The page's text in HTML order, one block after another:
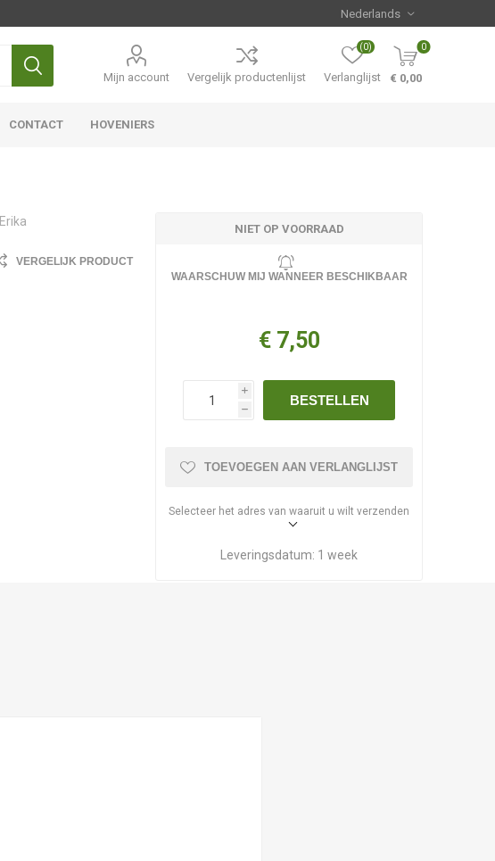
Mijn account Vergelijk productenlijst Verlanglijst
(0) 0
€ 0,00
CONTACT HOVENIERS
VERGELIJK PRODUCT
NIET OP VOORRAAD
WAARSCHUW MIJ WANNEER BESCHIKBAAR
€ 7,50
i
h
BESTELLEN
TOEVOEGEN AAN VERLANGLIJST
Selecteer het adres van waaruit u wilt verzenden
Leveringsdatum: 1 week